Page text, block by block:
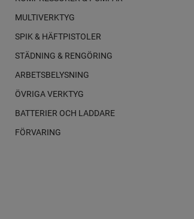
MULTIVERKTYG
SPIK & HÄFTPISTOLER
STÄDNING & RENGÖRING
ARBETSBELYSNING
ÖVRIGA VERKTYG
BATTERIER OCH LADDARE
FÖRVARING